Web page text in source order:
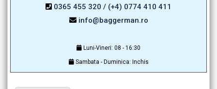
0365 455 320 / (+4) 0774 410 411
info@baggerman.ro
Luni-Vineri: 08 - 16:30
Sambata - Duminica: Inchis